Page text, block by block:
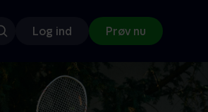
Log ind Prøv nu